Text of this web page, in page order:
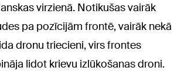
virzienā. Notikušas vairāk
pa pozīcijām frontē, vairāk nekā
dronu triecieni, virs frontes
lidot krievu izlūkošanas droni.